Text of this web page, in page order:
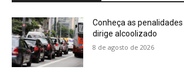
Conheça as
dirige alcoolizado
8 de agosto de 2026